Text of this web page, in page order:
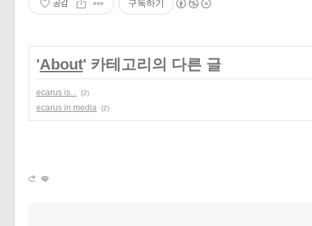
공감 구독하기
'About' 카테고리의 다른 글
ecarus is... (2)
ecarus in media (2)